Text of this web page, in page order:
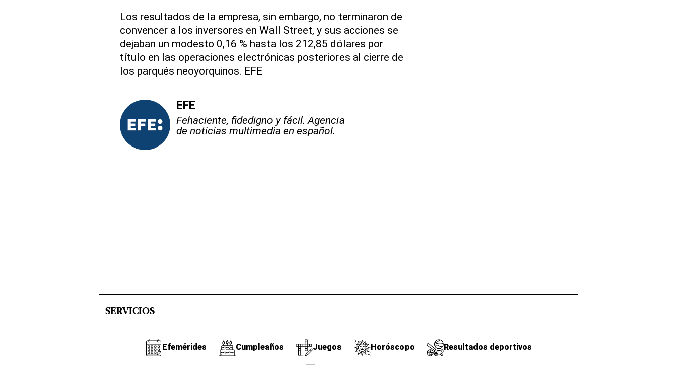
Los resultados de la empresa, sin embargo, no terminaron de
convencer a los inversores en Wall Street, y sus acciones se
dejaban un modesto 0,16 % hasta los 212,85 dólares por
título en las operaciones electrónicas posteriores al cierre de
los parqués neoyorquinos. EFE
EFE
Fehaciente, fidedigno y fácil. Agencia
de noticias multimedia en español.
SERVICIOS
Efemérides Cumpleaños Juegos Horóscopo Resultados deportivos